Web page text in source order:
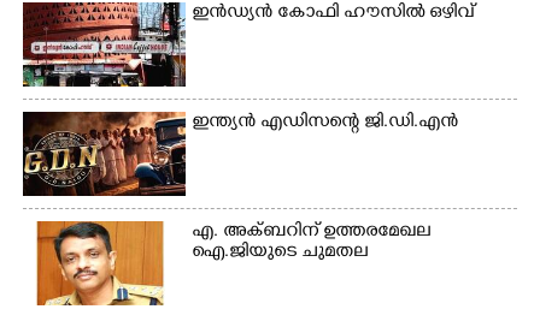
ഇൻഡ്യൻ കോഫി ഹൗസിൽ ഒഴിവ്
ഇന്ത്യൻ എഡിസന്റെ ജി.ഡി.എൻ
എ. അക്ബറിന് ഉത്തരമേഖല
ഐ.ജിയുടെ ചുമതല